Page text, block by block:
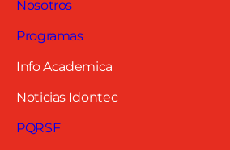
Nosotros
Programas
Info Academica
Noticias Idontec
PQRSF